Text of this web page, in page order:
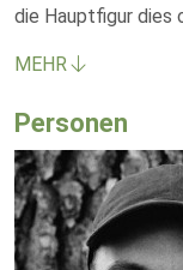
die Hauptfigur dies
MEHR
Personen